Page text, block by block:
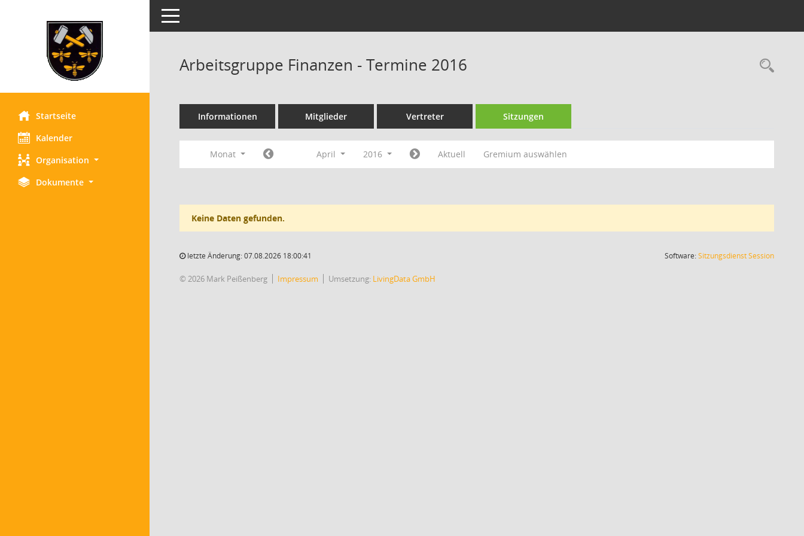
Startseite
Kalender
Organisation
Dokumente
Toggle navigation
Arbeitsgruppe Finanzen - Termine 2016
Informationen Mitglieder Vertreter Sitzungen
Monat April 2016 Aktuell Gremium auswählen
Keine Daten gefunden.
letzte Änderung: 07.08.2026 18:00:41 Software:SitzungsdienstSession(Wird in
© 2026 Mark Peißenberg Impressum Umsetzung: LivingData GmbH